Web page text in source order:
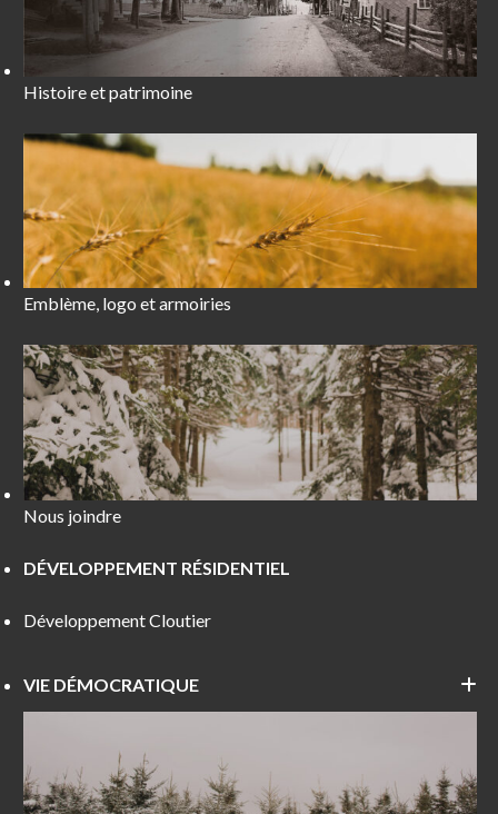
Histoire et patrimoine
Emblème, logo et armoiries
Nous joindre
DÉVELOPPEMENT RÉSIDENTIEL
Développement Cloutier
VIE DÉMOCRATIQUE